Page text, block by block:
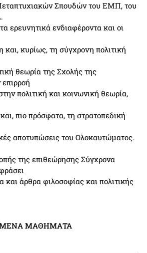
ΜΑΘΗΜΑΤΑ
Σπουδών του ΕΜΠ, του
ερευνητικά ενδιαφέροντα και οι
και, κυρίως, τη σύγχρονη πολιτική
θεωρία της Σχολής της
πολιτική και κοινωνική θεωρία,
πιο πρόσφατα, τη στρατοπεδική
αποτυπώσεις του Ολοκαυτώματος.
της επιθεώρησης Σύγχρονα
και άρθρα φιλοσοφίας και πολιτικής